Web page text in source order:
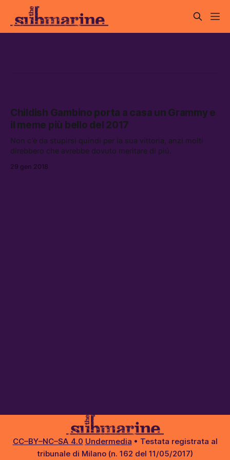
Childish Gambino porta a casa un Grammy e
il meme più bello del 2017
Non c’è da stupirsi quindi per la sua vittoria, anzi molti
direbbero che avrebbe dovuto meritare di piú.
29 gen 2018
CC–BY–NC–SA 4.0 Undermedia • Testata registrata al
tribunale di Milano (n. 162 del 11/05/2017)